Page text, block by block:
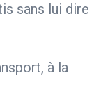
sans lui dire
à la